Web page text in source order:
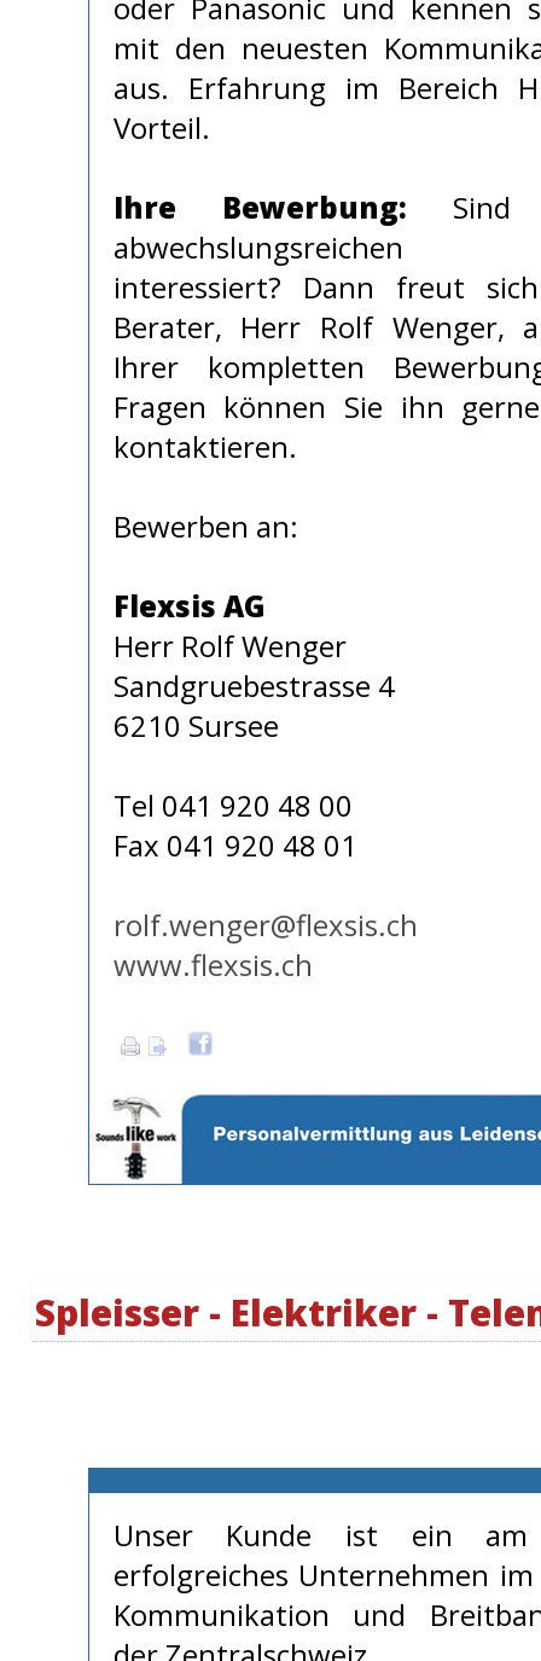
mit den neuesten
aus. Erfahrung im Bereich
Vorteil.
Ihre Bewerbung: Sind
abwechslungsreichen
interessiert? Dann freut
Berater, Herr Rolf Wenger,
Ihrer kompletten
Fragen können Sie ihn
kontaktieren.
Bewerben an:
Flexsis AG
Herr Rolf Wenger
Sandgruebestrasse 4
6210 Sursee
Tel 041 920 48 00
Fax 041 920 48 01
rolf.wenger@flexsis.ch
www.flexsis.ch
Spleisser - Elektriker -
Unser Kunde ist ein am
erfolgreiches Unternehmen
Kommunikation und